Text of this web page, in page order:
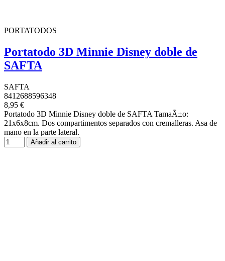
PORTATODOS
Portatodo 3D Minnie Disney doble de
SAFTA
SAFTA
8412688596348
8,95 €
Portatodo 3D Minnie Disney doble de SAFTA TamaÃ±o:
21x6x8cm. Dos compartimentos separados con cremalleras. Asa de
mano en la parte lateral.
Añadir al carrito